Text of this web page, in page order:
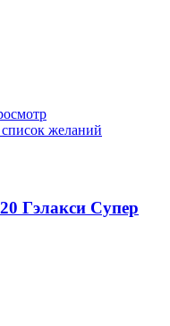
желаний
Гэлакси Супер